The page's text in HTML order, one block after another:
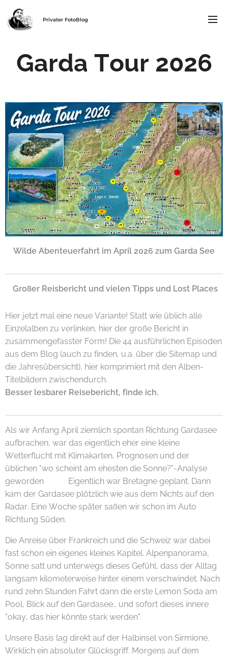
Privater FotoBlog
Garda Tour 2026
Wilde Abenteuerfahrt im April 2026 zum Garda See
Großer Reisbericht und vielen Tipps und Lost Places
Hier jetzt mal eine neue Variante! Statt wie üblich alle
Einzelalben zu verlinken, hier der große Bericht in
zusammengefasster Form! Die 44 ausführlichen Episoden
aus dem Blog (auch zu finden, u.a. über die Sitemap und
die Jahresübersicht), hier komprimiert mit den Alben-
Titelbildern zwischendurch.
Besser lesbarer Reisebericht, finde ich.
Als wir Anfang April ziemlich spontan Richtung Gardasee
aufbrachen, war das eigentlich eher eine kleine
Wetterflucht mit Klimakarten, Prognosen und der
üblichen "wo scheint am ehesten die Sonne?"-Analyse
geworden 😄☀️ Eigentlich war Bretagne geplant. Dann
kam der Gardasee plötzlich wie aus dem Nichts auf den
Radar. Eine Woche später saßen wir schon im Auto
Richtung Süden.
Die Anreise über Frankreich und die Schweiz war dabei
fast schon ein eigenes kleines Kapitel. Alpenpanorama,
Sonne satt und unterwegs dieses Gefühl, dass der Alltag
langsam kilometerweise hinter einem verschwindet. Nach
rund zehn Stunden Fahrt dann die erste Lemon Soda am
Pool, Blick auf den Gardasee… und sofort dieses innere
"okay, das hier könnte stark werden". 😊🌿
Unsere Basis lag direkt auf der Halbinsel von Sirmione.
Wirklich ein absoluter Glücksgriff. Morgens auf dem